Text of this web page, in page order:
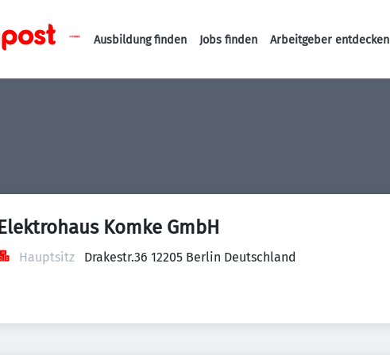
Haupt-Navigation
Ausbildung finden Jobs finden Arbeitgeber entdecken
Elektrohaus Komke GmbH
Hauptsitz Drakestr.36 12205 Berlin Deutschland